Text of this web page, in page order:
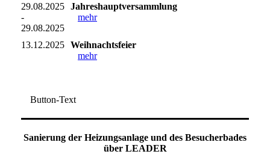
29.08.2025
-
29.08.2025
Jahreshauptversammlung
mehr
13.12.2025 Weihnachtsfeier
mehr
Button-Text
Sanierung der Heizungsanlage und des Besucherbades
über LEADER